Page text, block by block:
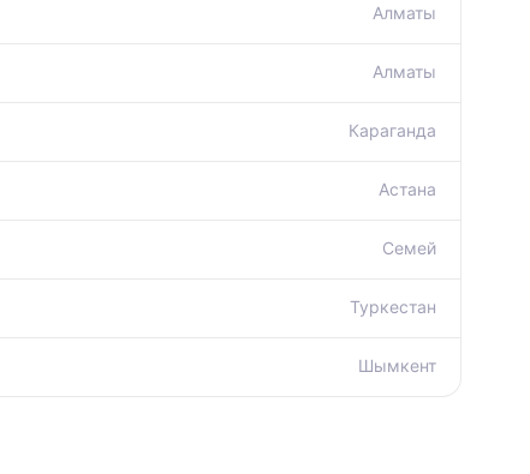
Алматы
Алматы
Караганда
Астана
Семей
Туркестан
Шымкент